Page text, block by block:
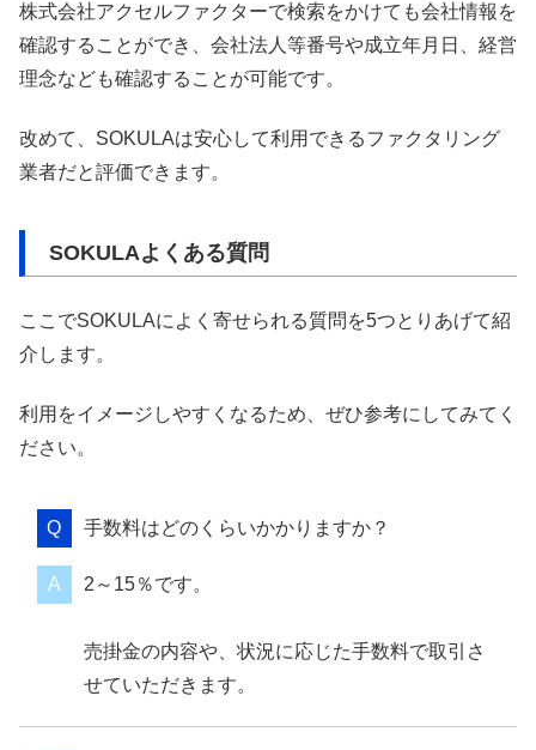
株式会社アクセルファクターで検索をかけても会社情報を
確認することができ、会社法人等番号や成立年月日、経営
理念なども確認することが可能です。
改めて、SOKULAは安心して利用できるファクタリング
業者だと評価できます。
SOKULAよくある質問
ここでSOKULAによく寄せられる質問を5つとりあげて紹
介します。
利用をイメージしやすくなるため、ぜひ参考にしてみてく
ださい。
手数料はどのくらいかかりますか？
2～15％です。
売掛金の内容や、状況に応じた手数料で取引さ
せていただきます。